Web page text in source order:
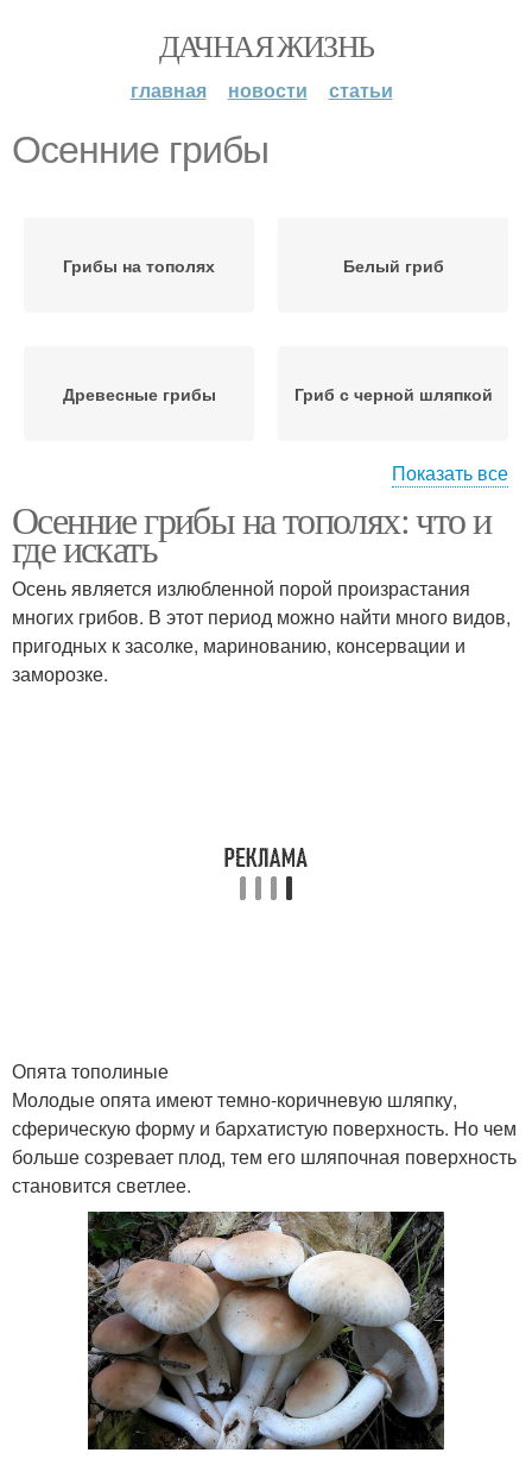
ДАЧНАЯ ЖИЗНЬ
главная новости статьи
Осенние грибы
Грибы на тополях Белый гриб
Древесные грибы Гриб с черной шляпкой
Пластинчатые грибы Съедобные грибы
Желтый гриб Грибы в сосновом лесу
Сезонные грибы Грибы в беларуси
Гриб с красной
Показать все
Осенние грибы на тополях: что и
где искать
Осень является излюбленной порой произрастания
многих грибов. В этот период можно найти много видов,
пригодных к засолке, маринованию, консервации и
заморозке.
Опята тополиные
Молодые опята имеют темно-коричневую шляпку,
сферическую форму и бархатистую поверхность. Но чем
больше созревает плод, тем его шляпочная поверхность
становится светлее.